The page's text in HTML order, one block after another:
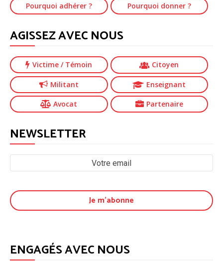
Pourquoi adhérer ? Pourquoi donner ?
AGISSEZ AVEC NOUS
Victime/ Témoin Citoyen
Militant Enseignant
Avocat Partenaire
NEWSLETTER
ENGAGÉS AVEC NOUS